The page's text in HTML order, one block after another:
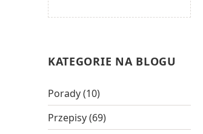
KATEGORIE NA BLOGU
Porady(10)
Przepisy(69)